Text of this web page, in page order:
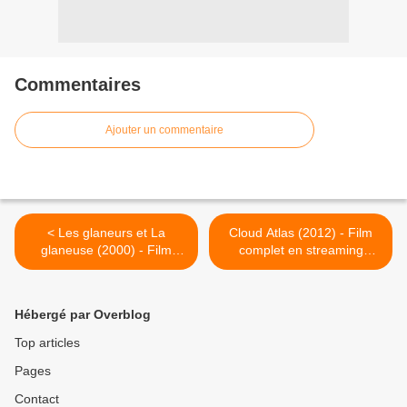
Commentaires
Ajouter un commentaire
< Les glaneurs et La
glaneuse (2000) - Film
complet en streaming
Cloud Atlas (2012) - Film
complet en streaming
gratuit >
Hébergé par Overblog
Top articles
Pages
Contact